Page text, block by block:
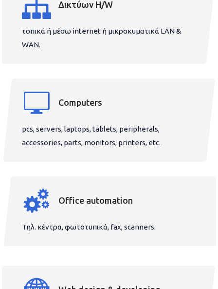
Δικτύων H/W
τοπικά ή μέσω internet ή μικροκυματικά LAN &
WAN.
Computers
pcs, servers, laptops, tablets, peripherals,
accessories, parts, monitors, printers, etc.
Office automation
Τηλ. κέντρα, φωτοτυπικά, fax, scanners.